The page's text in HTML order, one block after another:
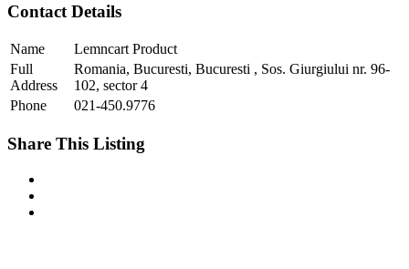
Contact Details
Name
Lemncart Product
Full
Address
Romania, Bucuresti, Bucuresti , Sos. Giurgiului nr. 96-
102, sector 4
Phone
021-450.9776
Share This Listing